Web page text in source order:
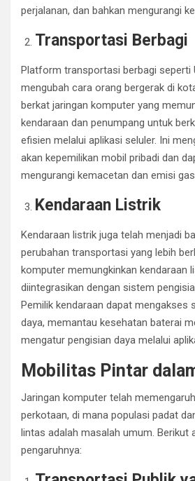
perjalanan, dan bahkan mengurangi
Transportasi Berbagi
Platform transportasi berbagi seperti
mengubah cara orang bergerak di
berkat jaringan komputer yang
kendaraan dan penumpang untuk
efisien melalui aplikasi seluler. Ini
akan kepemilikan mobil pribadi dan
mengurangi kemacetan dan emisi
Kendaraan Listrik
Kendaraan listrik juga telah menjadi
perubahan transportasi yang lebih
komputer memungkinkan kendaraan
diintegrasikan dengan sistem
Pemilik kendaraan dapat mengakses
daya, memantau kesehatan baterai
mengatur pengisian daya melalui
Mobilitas Pintar
Jaringan komputer telah
perkotaan, di mana populasi padat
lintas adalah masalah umum. Berikut
pengaruhnya: